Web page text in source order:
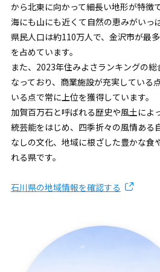
から北東に向かって細長い地形が特徴で
海にも山にも近くて自然の恵みがいっ
県民人口は約110万人で、金沢市が最
を占めています。
また、2023年住みよさランキングの
なっており、商業施設が充実している
いる点で常に上位を獲得しています。
加賀百万石と呼ばれる歴史や風土によ
統芸能をはじめ、四季折々の風情ある
なしの文化、地域に根ざした豊かな食
れる県です。
石川県の地域情報を確認する